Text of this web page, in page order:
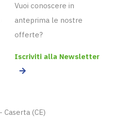
Vuoi conoscere in
anteprima le nostre
offerte?
Iscriviti alla Newsletter
(CE)